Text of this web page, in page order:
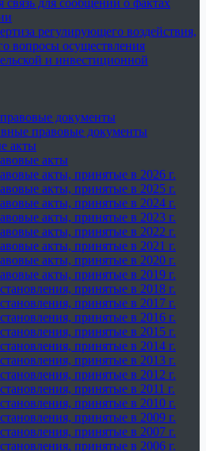
связь для сообщений о фактах
регулирующего воздействия,
вопросы осуществления
и инвестиционной
документы
правовые документы
акты
акты
акты, принятые в 2026 г.
акты, принятые в 2025 г.
акты, принятые в 2024 г.
акты, принятые в 2023 г.
акты, принятые в 2022 г.
акты, принятые в 2021 г.
акты, принятые в 2020 г.
акты, принятые в 2019 г.
принятые в 2018 г.
принятые в 2017 г.
принятые в 2016 г.
принятые в 2015 г.
принятые в 2014 г.
принятые в 2013 г.
принятые в 2012 г.
принятые в 2011 г.
принятые в 2010 г.
принятые в 2009 г.
принятые в 2007 г.
принятые в 2006 г.